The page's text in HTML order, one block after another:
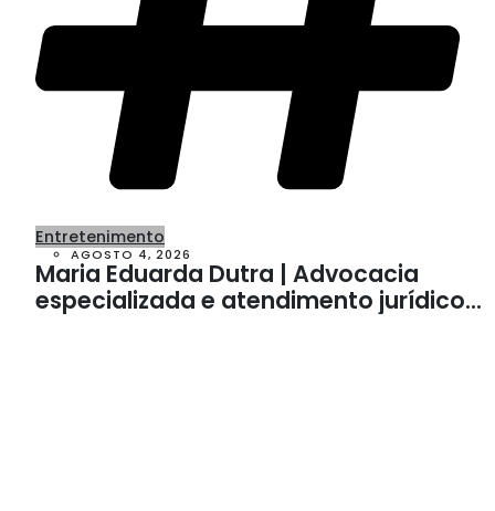
Entretenimento
AGOSTO 4, 2026
Maria Eduarda Dutra | Advocacia
especializada e atendimento jurídico